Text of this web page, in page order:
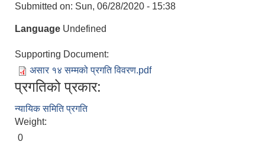
Submitted on: Sun, 06/28/2020 - 15:38
Language Undefined
Supporting Document:
असार १४ सम्मको प्रगति विवरण.pdf
प्रगतिको प्रकार:
न्यायिक समिति प्रगति
Weight:
0